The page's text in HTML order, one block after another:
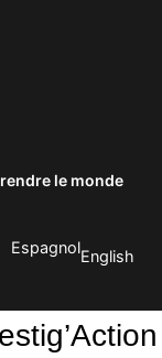
le monde
EspagnolEnglish